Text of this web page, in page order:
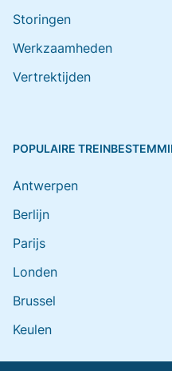
Storingen
Werkzaamheden
Vertrektijden
POPULAIRE
Antwerpen
Berlijn
Parijs
Londen
Brussel
Keulen